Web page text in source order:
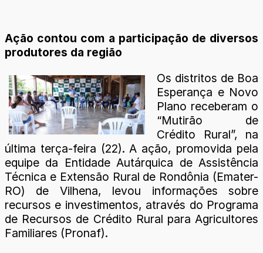
Ação contou com a participação de diversos
produtores da região
Os distritos de Boa
Esperança e Novo
Plano receberam o
“Mutirão de
Crédito Rural”, na
última terça-feira (22). A ação, promovida pela
equipe da Entidade Autárquica de Assistência
Técnica e Extensão Rural de Rondônia (Emater-
RO) de Vilhena, levou informações sobre
recursos e investimentos, através do Programa
de Recursos de Crédito Rural para Agricultores
Familiares (Pronaf).